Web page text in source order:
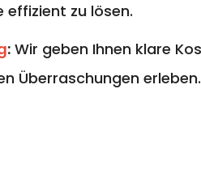
effizient zu lösen.
: Wir geben Ihnen klare
Überraschungen erleben.